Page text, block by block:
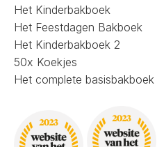
Het Kinderbakboek
Het Feestdagen Bakboek
Het Kinderbakboek 2
50x Koekjes
Het complete basisbakboek